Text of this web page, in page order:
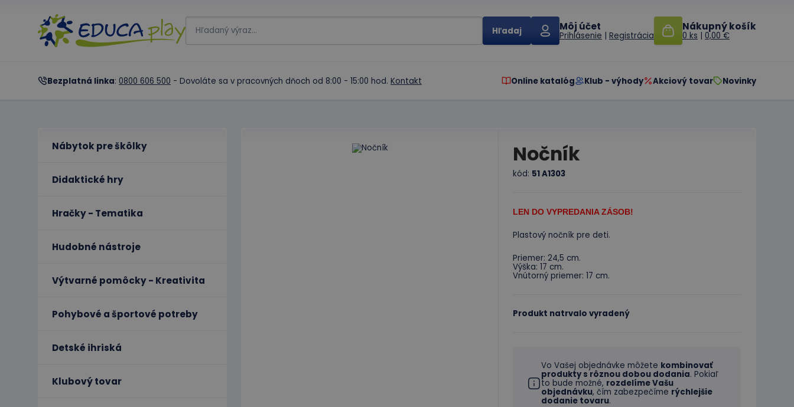
Môj účet
Prihlásenie | Registrácia
Nákupný košík
0 ks | 0,00 €
Bezplatná linka: 0800 606 500 - Dovoláte sa v pracovných dňoch od 8:00 - 15:00 hod. Kontakt Online katalóg Klub - výhody Akciový tovar Novinky
Nábytok pre škôlky
Didaktické hry
Hračky - Tematika
Hudobné nástroje
Výtvarné pomôcky - Kreativita
Pohybové a športové potreby
Detské ihriská
Klubový tovar
Nočník
kód: 51 A1303
LEN DO VYPREDANIA ZÁSOB!
Plastový nočník pre deti.
Priemer: 24,5 cm.
Výška: 17 cm.
Vnútorný priemer: 17 cm.
Produkt natrvalo vyradený
Vo Vašej objednávke môžete kombinovať
produkty s rôznou dobou dodania. Pokiaľ
to bude možné, rozdelíme Vašu
objednávku, čím zabezpečíme rýchlejšie
dodanie tovaru.